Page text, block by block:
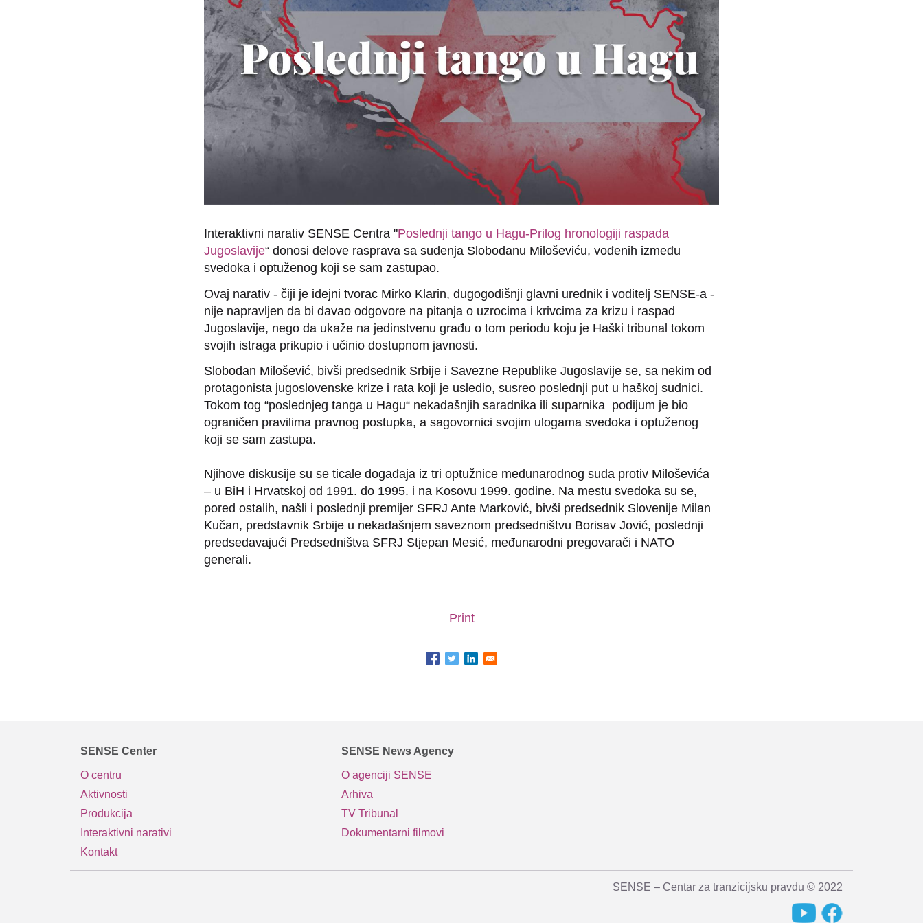
Interaktivni narativ SENSE Centra "Poslednji tango u Hagu-Prilog hronologiji raspada
Jugoslavije“ donosi delove rasprava sa suđenja Slobodanu Miloševiću, vođenih između
svedoka i optuženog koji se sam zastupao.
Ovaj narativ - čiji je idejni tvorac Mirko Klarin, dugogodišnji glavni urednik i voditelj SENSE-a -
nije napravljen da bi davao odgovore na pitanja o uzrocima i krivcima za krizu i raspad
Jugoslavije, nego da ukaže na jedinstvenu građu o tom periodu koju je Haški tribunal tokom
svojih istraga prikupio i učinio dostupnom javnosti.
Slobodan Milošević, bivši predsednik Srbije i Savezne Republike Jugoslavije se, sa nekim od
protagonista jugoslovenske krize i rata koji je usledio, susreo poslednji put u haškoj sudnici.
Tokom tog “poslednjeg tanga u Hagu“ nekadašnjih saradnika ili suparnika podijum je bio
ograničen pravilima pravnog postupka, a sagovornici svojim ulogama svedoka i optuženog
koji se sam zastupa.
Njihove diskusije su se ticale događaja iz tri optužnice međunarodnog suda protiv Miloševića
– u BiH i Hrvatskoj od 1991. do 1995. i na Kosovu 1999. godine. Na mestu svedoka su se,
pored ostalih, našli i poslednji premijer SFRJ Ante Marković, bivši predsednik Slovenije Milan
Kučan, predstavnik Srbije u nekadašnjem saveznom predsedništvu Borisav Jović, poslednji
predsedavajući Predsedništva SFRJ Stjepan Mesić, međunarodni pregovarači i NATO
generali.
Print
SENSE Center
O centru
Aktivnosti
Produkcija
Interaktivni narativi
Kontakt
SENSE News Agency
O agenciji SENSE
Arhiva
TV Tribunal
Dokumentarni filmovi
SENSE – Centar za tranzicijsku pravdu © 2022